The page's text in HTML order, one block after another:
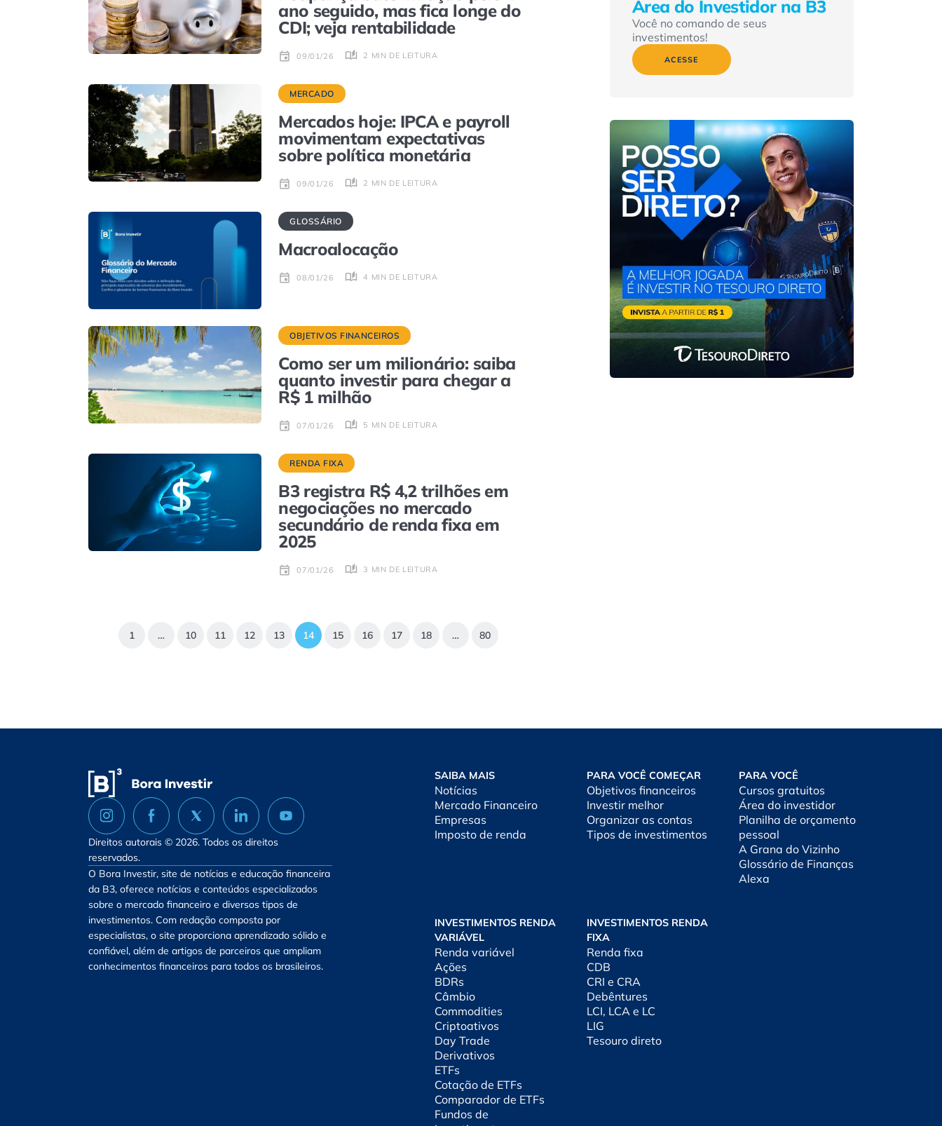
ano seguido, mas fica longe do
CDI; veja rentabilidade
09/01/26 2 MIN DE LEITURA
MERCADO
Mercados hoje: IPCA e payroll
movimentam expectativas
sobre política monetária
09/01/26 2 MIN DE LEITURA
GLOSSÁRIO
Macroalocação
08/01/26 4 MIN DE LEITURA
OBJETIVOS FINANCEIROS
Como ser um milionário: saiba
quanto investir para chegar a
R$ 1 milhão
07/01/26 5 MIN DE LEITURA
RENDA FIXA
B3 registra R$ 4,2 trilhões em
negociações no mercado
secundário de renda fixa em
2025
07/01/26 3 MIN DE LEITURA
1 … 10 11 12 13 14 15 16 17 18 … 80
Área do Investidor na B3
Você no comando de seus
investimentos!
ACESSE
Direitos autorais © 2026. Todos os direitos
reservados.
O Bora Investir, site de notícias e educação financeira
da B3, oferece notícias e conteúdos especializados
sobre o mercado financeiro e diversos tipos de
investimentos. Com redação composta por
especialistas, o site proporciona aprendizado sólido e
confiável, além de artigos de parceiros que ampliam
conhecimentos financeiros para todos os brasileiros.
SAIBA MAIS
Notícias
Mercado Financeiro
Empresas
Imposto de renda
PARA VOCÊ COMEÇAR
Objetivos financeiros
Investir melhor
Organizar as contas
Tipos de investimentos
PARA VOCÊ
Cursos gratuitos
Área do investidor
Planilha de orçamento
pessoal
A Grana do Vizinho
Glossário de Finanças
Alexa
INVESTIMENTOS RENDA
VARIÁVEL
Renda variável
Ações
BDRs
Câmbio
Commodities
Criptoativos
Day Trade
Derivativos
ETFs
Cotação de ETFs
Comparador de ETFs
Fundos de
INVESTIMENTOS RENDA
FIXA
Renda fixa
CDB
CRI e CRA
Debêntures
LCI, LCA e LC
LIG
Tesouro direto